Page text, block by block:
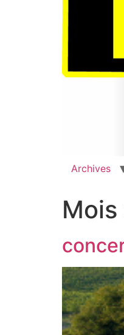
Archives
Mois